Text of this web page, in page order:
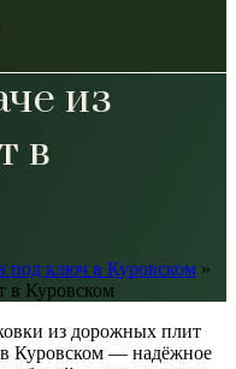
из
в
под ключ в Куровском »
в Куровском
из дорожных плит
Куровском — надёжное